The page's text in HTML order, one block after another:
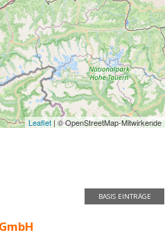
Leaflet | © OpenStreetMap-Mitwirkende
BASIS EINTRÄGE